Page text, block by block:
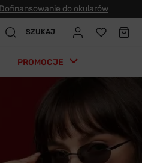
Dofinansowanie do okularów
SZUKAJ
PROMOCJE